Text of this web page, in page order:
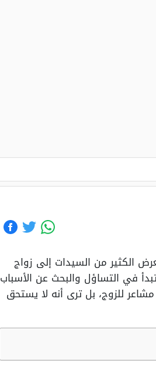
الكثير من السيدات إلى زواج
في التساؤل والبحث عن الأسباب
للزوج، بل ترى أنه لا يستحق